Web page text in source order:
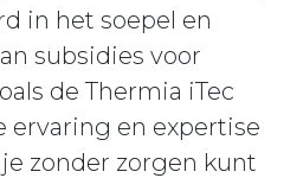
in het soepel en
subsidies voor
de Thermia iTec
ervaring en expertise
zonder zorgen kunt